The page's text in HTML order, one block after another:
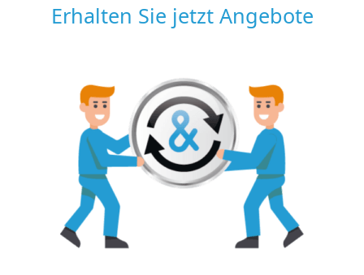
Erhalten Sie jetzt Angebote